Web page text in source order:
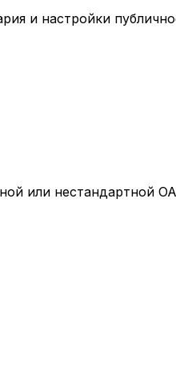
и настройки
или нестандартной